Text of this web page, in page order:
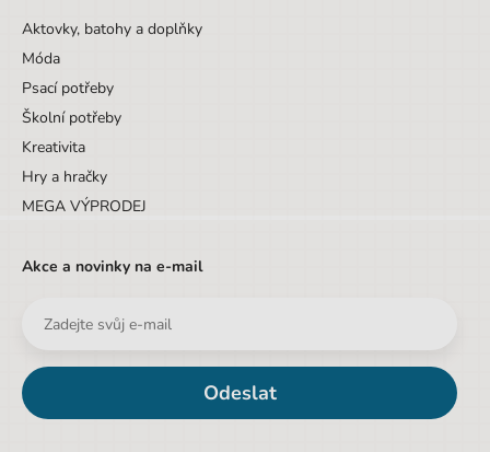
Aktovky, batohy a doplňky
Móda
Psací potřeby
Školní potřeby
Kreativita
Hry a hračky
MEGA VÝPRODEJ
Akce a novinky na e-mail
Odeslat